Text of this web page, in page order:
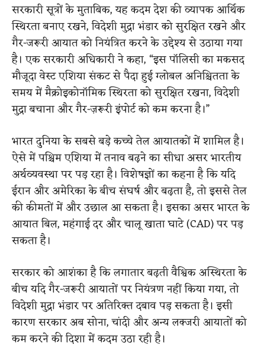
सरकारी सूत्रों के मुताबिक, यह कदम देश की व्यापक आर्थिक
स्थिरता बनाए रखने, विदेशी मुद्रा भंडार को सुरक्षित रखने और
गैर-जरूरी आयात को नियंत्रित करने के उद्देश्य से उठाया गया
है। एक सरकारी अधिकारी ने कहा, “इस पॉलिसी का मकसद
मौजूदा वेस्ट एशिया संकट से पैदा हुई ग्लोबल अनिश्चितता के
समय में मैक्रोइकोनॉमिक स्थिरता को सुरक्षित रखना, विदेशी
मुद्रा बचाना और गैर-ज़रूरी इंपोर्ट को कम करना है।”
भारत दुनिया के सबसे बड़े कच्चे तेल आयातकों में शामिल है।
ऐसे में पश्चिम एशिया में तनाव बढ़ने का सीधा असर भारतीय
अर्थव्यवस्था पर पड़ रहा है। विशेषज्ञों का कहना है कि यदि
ईरान और अमेरिका के बीच संघर्ष और बढ़ता है, तो इससे तेल
की कीमतों में और उछाल आ सकता है। इसका असर भारत के
आयात बिल, महंगाई दर और चालू खाता घाटे (CAD) पर पड़
सकता है।
सरकार को आशंका है कि लगातार बढ़ती वैश्विक अस्थिरता के
बीच यदि गैर-जरूरी आयातों पर नियंत्रण नहीं किया गया, तो
विदेशी मुद्रा भंडार पर अतिरिक्त दबाव पड़ सकता है। इसी
कारण सरकार अब सोना, चांदी और अन्य लक्जरी आयातों को
कम करने की दिशा में कदम उठा रही है।